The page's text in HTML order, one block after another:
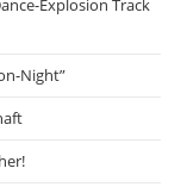
Explosion Track
Night”